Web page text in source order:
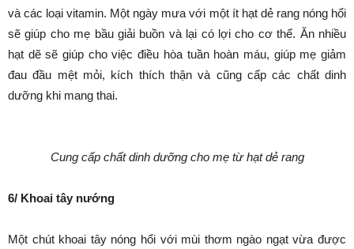
và các loại vitamin. Một ngày mưa với một ít hạt dẻ rang nóng hổi
sẽ giúp cho mẹ bầu giải buồn và lại có lợi cho cơ thể. Ăn nhiều
hạt dẽ sẽ giúp cho việc điều hòa tuần hoàn máu, giúp mẹ giảm
đau đầu mệt mỏi, kích thích thận và cũng cấp các chất dinh
dưỡng khi mang thai.
Cung cấp chất dinh dưỡng cho mẹ từ hạtdẻ rang
6/ Khoai tây nướng
Một chút khoai tây nóng hổi với mùi thơm ngào ngạt vừa được